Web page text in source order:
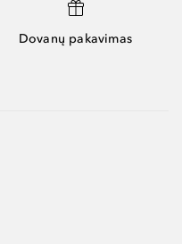
Dovanų pakavimas